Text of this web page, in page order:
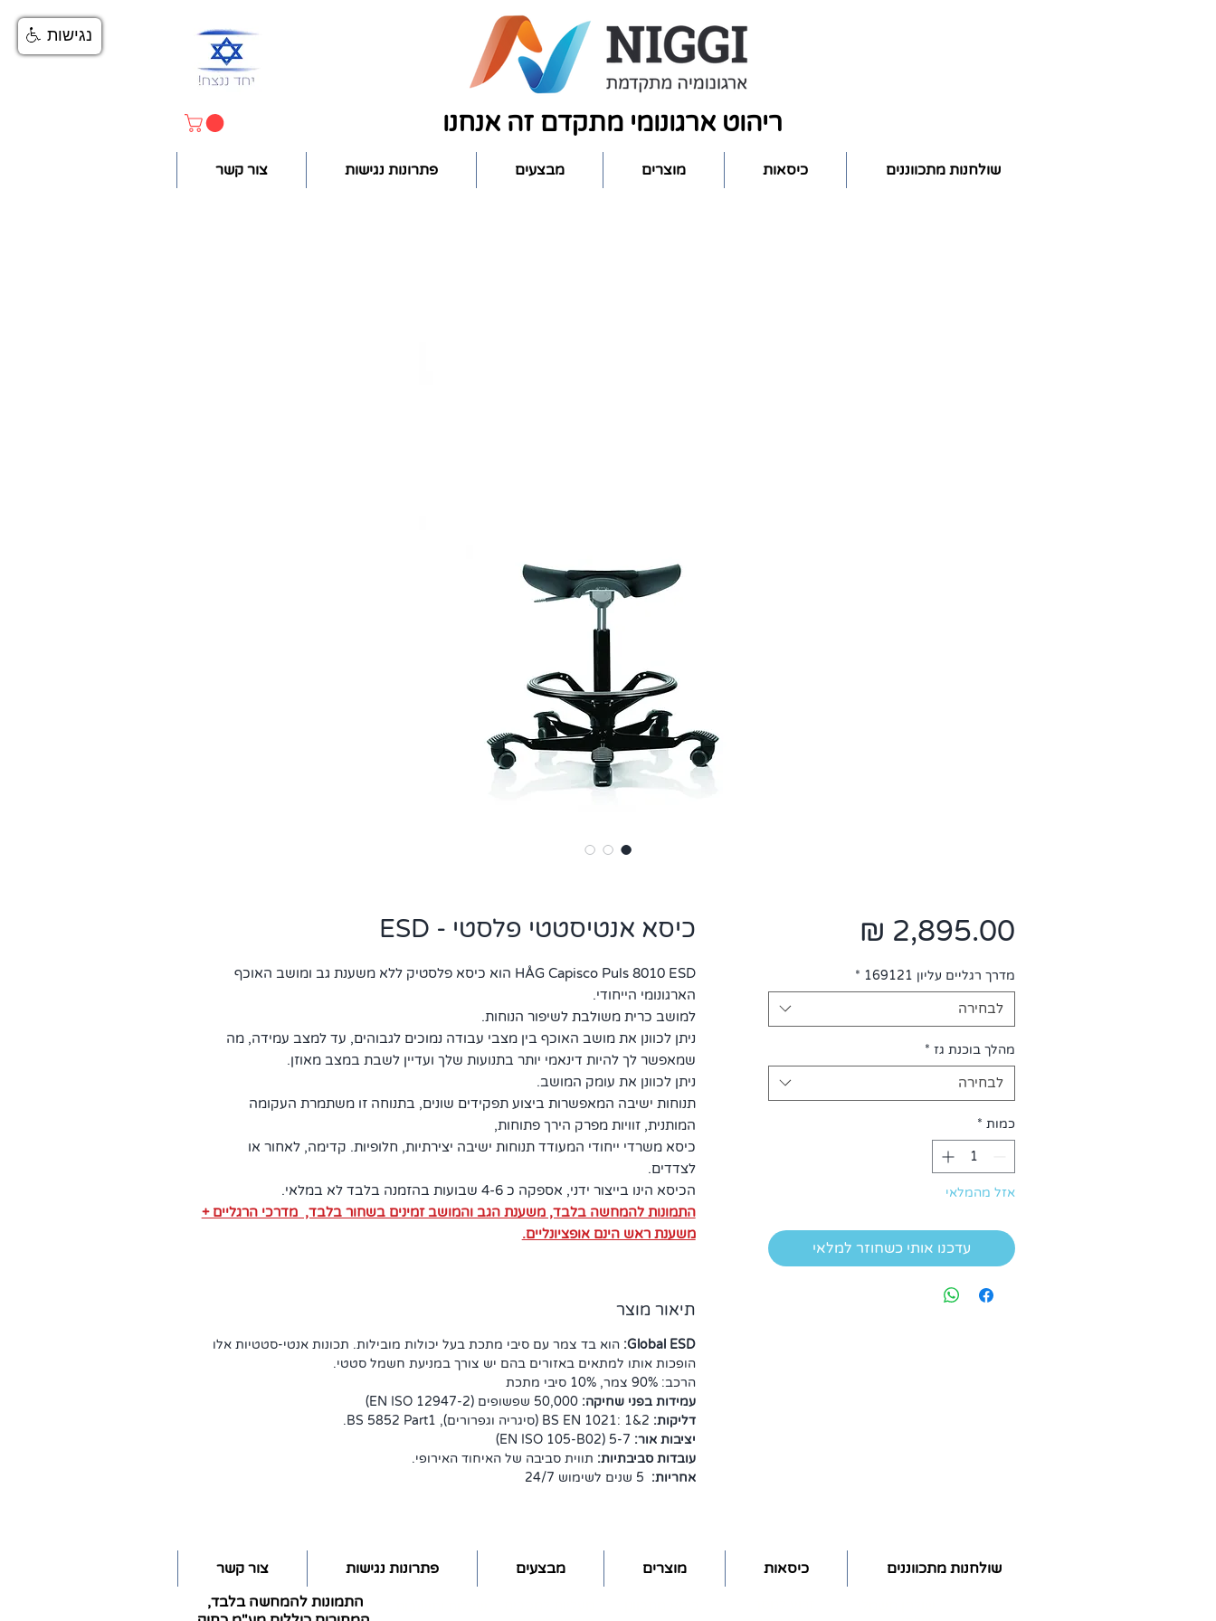
ריהוט ארגונומי מתקדם זה אנחנו
שולחנות מתכווננים כיסאות מוצרים מבצעים פתרונות נגישות צור קשר
כיסא אנטיסטטי פלסטי - ESD
HÅG Capisco Puls 8010 ESD הוא כיסא פלסטיק ללא משענת גב ומושב האוכף
הארגונומי הייחודי.
למושב כרית משולבת לשיפור הנוחות.
ניתן לכוונן את מושב האוכף בין מצבי עבודה נמוכים לגבוהים, עד למצב עמידה, מה
שמאפשר לך להיות דינאמי יותר בתנועות שלך ועדיין לשבת במצב מאוזן.
ניתן לכוונן את עומק המושב.
תנוחות ישיבה המאפשרות ביצוע תפקידים שונים, בתנוחה זו משתמרת העקומה
המותנית, זוויות מפרק הירך פתוחות,
כיסא משרדי ייחודי המעודד תנוחות ישיבה יצירתיות, חלופיות. קדימה, לאחור או
לצדדים.
הכיסא הינו בייצור ידני, אספקה כ 4-6 שבועות בהזמנה בלבד לא במלאי.
התמונות להמחשה בלבד, משענת הגב והמושב זמינים בשחור בלבד, מדרכי הרגליים +
משענת ראש הינם אופציונליים.
תיאור מוצר
Global ESD: הוא בד צמר עם סיבי מתכת בעל יכולות מובילות. תכונות אנטי-סטטיות אלו
הופכות אותו למתאים באזורים בהם יש צורך במניעת חשמל סטטי.
הרכב: 90% צמר, 10% סיבי מתכת
עמידות בפני שחיקה: 50,000 שפשופים (EN ISO 12947-2)
דליקות:
יציבות אור:
עובדות סביבתיות: תווית סביבה של האיחוד האירופי.
אחריות:
מדרך רגליים עליון 169121 *
לבחירה
מהלך בוכנת גז *
לבחירה
כמות *
אזל מהמלאי
עדכנו אותי כשחוזר למלאי
שולחנות מתכווננים כיסאות מוצרים מבצעים פתרונות נגישות
צור קשר
התמונות להמחשה בלבד,
נגישות